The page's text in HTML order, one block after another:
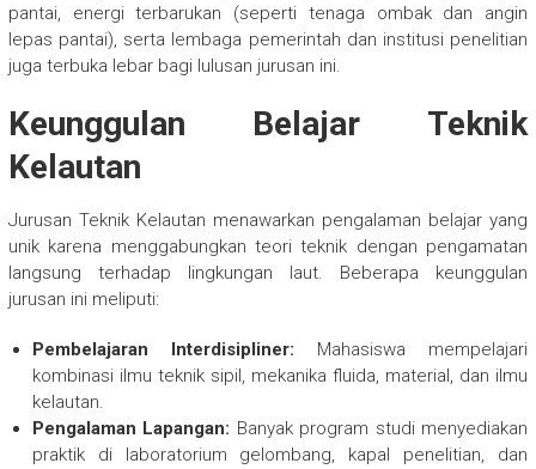
pantai, energi terbarukan (seperti tenaga ombak dan angin
lepas pantai), serta lembaga pemerintah dan institusi penelitian
juga terbuka lebar bagi lulusan jurusan ini.
Keunggulan Belajar Teknik
Kelautan
Jurusan Teknik Kelautan menawarkan pengalaman belajar yang
unik karena menggabungkan teori teknik dengan pengamatan
langsung terhadap lingkungan laut. Beberapa keunggulan
jurusan ini meliputi:
Pembelajaran Interdisipliner: Mahasiswa mempelajari
kombinasi ilmu teknik sipil, mekanika fluida, material, dan ilmu
kelautan.
Pengalaman Lapangan: Banyak program studi menyediakan
praktik di laboratorium gelombang, kapal penelitian, dan